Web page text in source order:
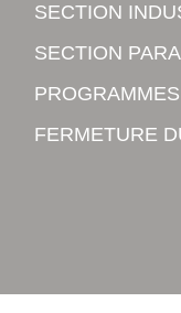
SECTION
SECTION
FERMETURE